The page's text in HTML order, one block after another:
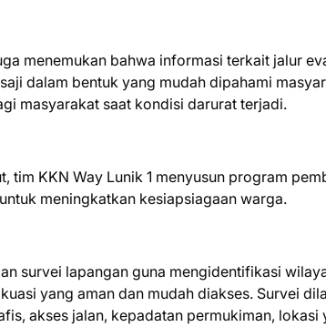
menemukan bahwa informasi terkait jalur
dalam bentuk yang mudah dipahami
masyarakat saat kondisi darurat terjadi.
tim KKN Way Lunik 1 menyusun program
meningkatkan kesiapsiagaan warga.
survei lapangan guna mengidentifikasi
yang aman dan mudah diakses. Survei
akses jalan, kepadatan permukiman,